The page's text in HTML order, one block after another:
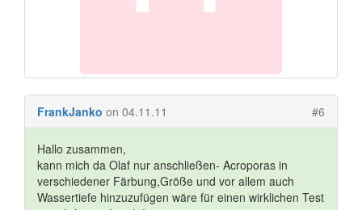
FrankJanko on 04.11.11 #6
Hallo zusammen,
kann mich da Olaf nur anschließen- Acroporas in
verschiedener Färbung,Größe und vor allem auch
Wassertiefe hinzuzufügen wäre für einen wirklichen Test